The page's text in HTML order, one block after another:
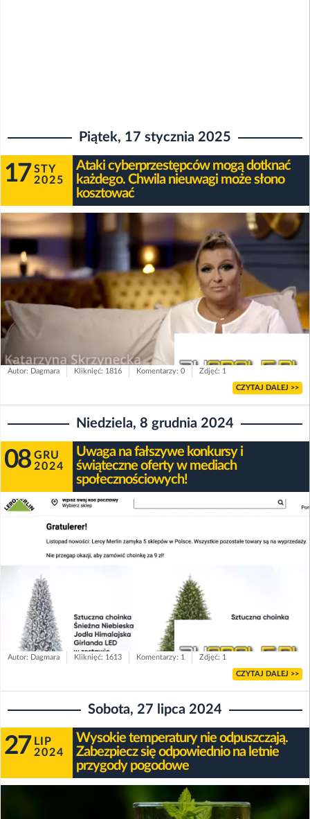
Piątek, 17 stycznia 2025
17 STY
2025
Ataki cyberprzestępców mogą dotknać
każdego. Chwila nieuwagi może słono
kosztować
Autor: Dagmara Kliknięć: 1816 Komentarzy: 0 Zdjęć: 1
CZYTAJ DALEJ >>
Niedziela, 8 grudnia 2024
08 GRU
2024
Uwaga na fałszywe konkursy i
świąteczne oferty w mediach
społecznościowych!
Autor: Dagmara Kliknięć: 1613 Komentarzy: 1 Zdjęć: 1
CZYTAJ DALEJ >>
Sobota, 27 lipca 2024
27 LIP
2024
Wysokie temperatury nie odpuszczają.
Zabezpiecz się odpowiednio na letnie
przygody pogodowe